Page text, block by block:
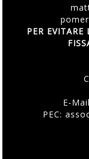
PER
E-
PEC: